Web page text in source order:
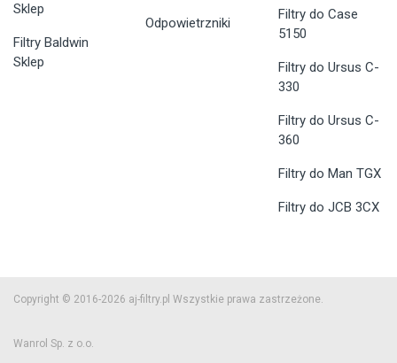
Sklep
Filtry Baldwin
Sklep
Odpowietrzniki
Filtry do Case
5150
Filtry do Ursus C-
330
Filtry do Ursus C-
360
Filtry do Man TGX
Filtry do JCB 3CX
Copyright © 2016-2026 aj-filtry.pl Wszystkie prawa zastrzeżone.
Wanrol Sp. z o.o.